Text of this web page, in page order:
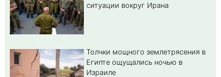
ситуации вокруг Ирана
Толчки мощного землетрясения в
Египте ощущались ночью в
Израиле